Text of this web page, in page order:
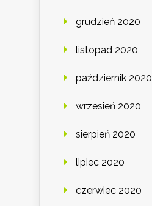
grudzień 2020
listopad 2020
październik 2020
wrzesień 2020
sierpień 2020
lipiec 2020
czerwiec 2020